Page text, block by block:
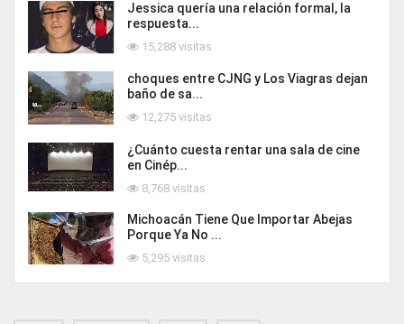
Jessica quería una relación formal, la
respuesta...
15,288 visitas
choques entre CJNG y Los Viagras dejan
baño de sa...
12,275 visitas
¿Cuánto cuesta rentar una sala de cine
en Cinép...
8,768 visitas
Michoacán Tiene Que Importar Abejas
Porque Ya No ...
5,295 visitas